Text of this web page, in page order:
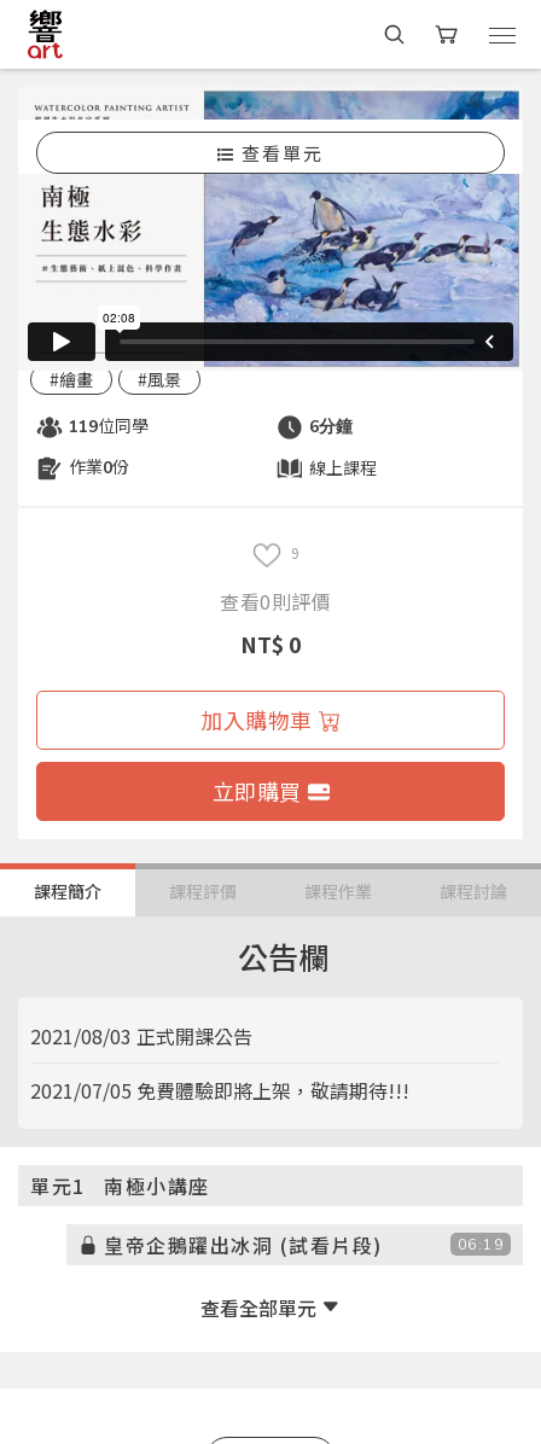
查看單元
選課 #水彩 水彩課程
免費體驗｜南極生態水彩×生態藝術系列
課
開課中 楊恩生 #線上學習
#水彩
#繪畫
#風景
119位同學 6分鐘
作業0份 線上課程
9
查看0則評價
NT$ 0
加入購物車
立即購買
課程簡介 課程評價 課程作業 課程討論
公告欄
2021/08/03 正式開課公告
2021/07/05 免費體驗即將上架，敬請期待!!!
單元1 南極小講座
皇帝企鵝躍出冰洞 (試看片段) 06:19